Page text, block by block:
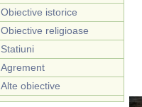
Obiective istorice
Obiective religioase
Statiuni
Agrement
Alte obiective